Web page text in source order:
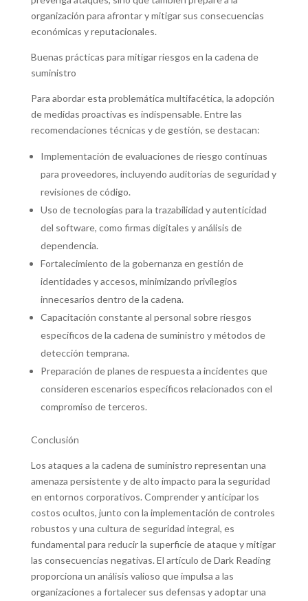
organización para afrontar y mitigar sus consecuencias
económicas y reputacionales.
Buenas prácticas para mitigar riesgos en la cadena de
suministro
Para abordar esta problemática multifacética, la adopción
de medidas proactivas es indispensable. Entre las
recomendaciones técnicas y de gestión, se destacan:
Implementación de evaluaciones de riesgo continuas
para proveedores, incluyendo auditorías de seguridad y
revisiones de código.
Uso de tecnologías para la trazabilidad y autenticidad
del software, como firmas digitales y análisis de
dependencia.
Fortalecimiento de la gobernanza en gestión de
identidades y accesos, minimizando privilegios
innecesarios dentro de la cadena.
Capacitación constante al personal sobre riesgos
específicos de la cadena de suministro y métodos de
detección temprana.
Preparación de planes de respuesta a incidentes que
consideren escenarios específicos relacionados con el
compromiso de terceros.
Conclusión
Los ataques a la cadena de suministro representan una
amenaza persistente y de alto impacto para la seguridad
en entornos corporativos. Comprender y anticipar los
costos ocultos, junto con la implementación de controles
robustos y una cultura de seguridad integral, es
fundamental para reducir la superficie de ataque y mitigar
las consecuencias negativas. El artículo de Dark Reading
proporciona un análisis valioso que impulsa a las
organizaciones a fortalecer sus defensas y adoptar una